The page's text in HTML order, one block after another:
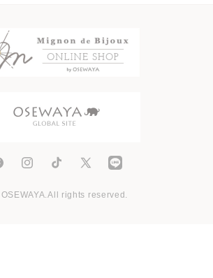
InstagramTikTok
X
rights reserved.